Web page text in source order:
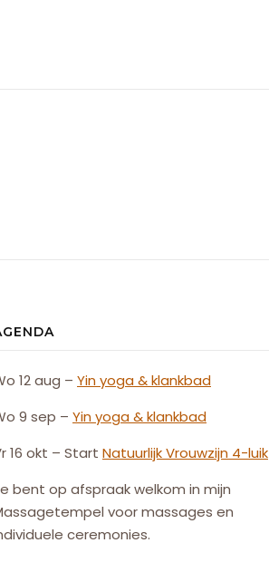
12 aug – Yin yoga & klankbad
9 sep – Yin yoga & klankbad
16 okt – Start NatuurlijkVrouwzijn 4-luik
bent op afspraak welkom in mijn
voor massages en
ceremonies.